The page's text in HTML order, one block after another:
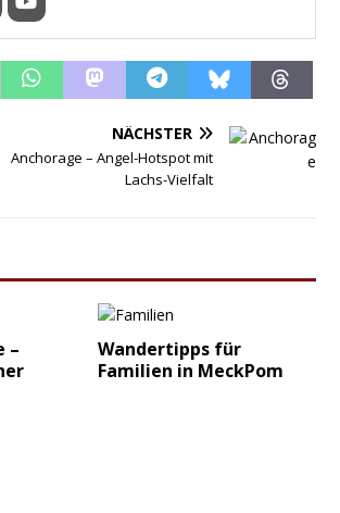
NÄCHSTER
Anchorage – Angel-Hotspot mit
Lachs-Vielfalt
–
Wandertipps für
Familien in MeckPom